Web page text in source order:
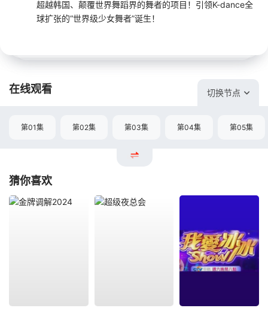
超越韩国、颠覆世界舞蹈界的舞者的项目！引领K-dance全
球扩张的“世界级少女舞者”诞生！
在线观看 切换节点
第01集 第02集 第03集 第04集 第05集
猜你喜欢